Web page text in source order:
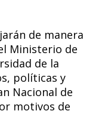
de manera
Ministerio de
de la
políticas y
Nacional de
motivos de